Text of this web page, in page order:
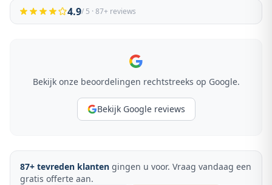
4.9/ 5 · 87+ reviews
Bekijk onze beoordelingen rechtstreeks op Google.
Bekijk Google reviews
87+ tevreden klanten gingen u voor. Vraag vandaag een
gratis offerte aan.